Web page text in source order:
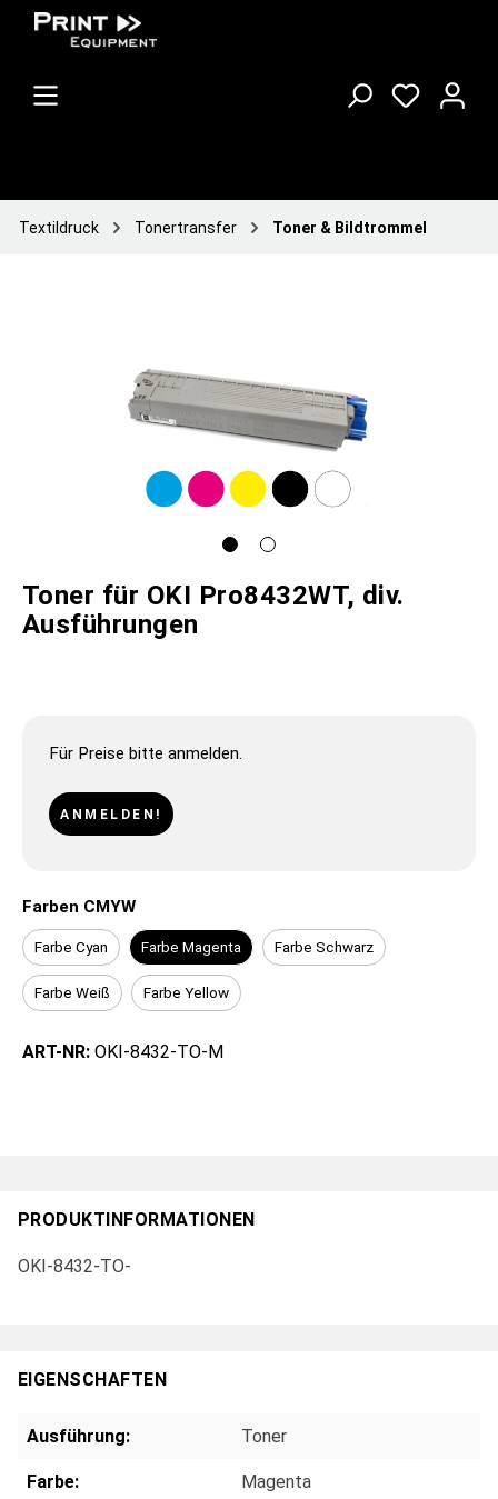
Textildruck Tonertransfer Toner & Bildtrommel
Toner für OKI Pro8432WT, div.
Ausführungen
Für Preise bitte anmelden.
ANMELDEN!
Farben CMYW
Farbe Cyan Farbe Magenta Farbe Schwarz
Farbe Weiß Farbe Yellow
ART-NR: OKI-8432-TO-M
PRODUKTINFORMATIONEN
OKI-8432-TO-
EIGENSCHAFTEN
Ausführung: Toner
Farbe: Magenta